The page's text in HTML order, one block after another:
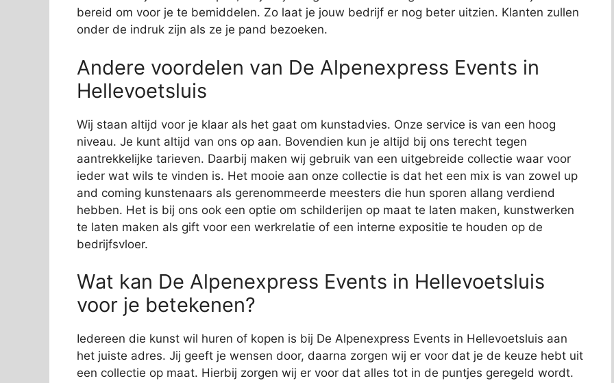
bereid om voor je te bemiddelen. Zo laat je jouw bedrijf er nog beter uitzien. Klanten zullen
onder de indruk zijn als ze je pand bezoeken.
Andere voordelen van De Alpenexpress Events in
Hellevoetsluis
Wij staan altijd voor je klaar als het gaat om kunstadvies. Onze service is van een hoog
niveau. Je kunt altijd van ons op aan. Bovendien kun je altijd bij ons terecht tegen
aantrekkelijke tarieven. Daarbij maken wij gebruik van een uitgebreide collectie waar voor
ieder wat wils te vinden is. Het mooie aan onze collectie is dat het een mix is van zowel up
and coming kunstenaars als gerenommeerde meesters die hun sporen allang verdiend
hebben. Het is bij ons ook een optie om schilderijen op maat te laten maken, kunstwerken
te laten maken als gift voor een werkrelatie of een interne expositie te houden op de
bedrijfsvloer.
Wat kan De Alpenexpress Events in Hellevoetsluis
voor je betekenen?
Iedereen die kunst wil huren of kopen is bij De Alpenexpress Events in Hellevoetsluis aan
het juiste adres. Jij geeft je wensen door, daarna zorgen wij er voor dat je de keuze hebt uit
een collectie op maat. Hierbij zorgen wij er voor dat alles tot in de puntjes geregeld wordt.